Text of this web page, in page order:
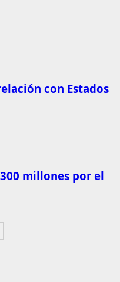
con Estados
millones por el